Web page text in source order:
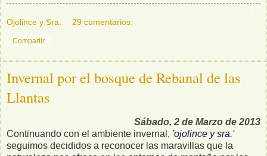
Ojolince y Sra. 29 comentarios:
Compartir
Invernal por el bosque de Rebanal de las
Llantas
Sábado, 2 de Marzo de 2013
Continuando con el ambiente invernal, 'ojolince y sra.'
seguimos decididos a reconocer las maravillas que la